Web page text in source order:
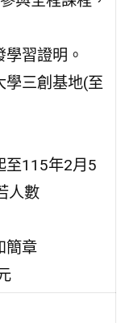
習證明。
學三創基地(至
至115年2月5
人數
簡章